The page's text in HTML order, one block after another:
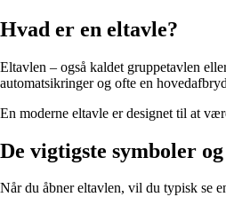
Hvad er en eltavle?
Eltavlen – også kaldet gruppetavlen
automatsikringer og ofte en
En moderne eltavle er designet til at
De vigtigste symboler
Når du åbner eltavlen, vil du typisk se